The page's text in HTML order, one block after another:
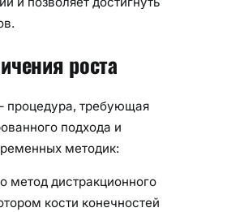
роста
процедура, требующая
подхода и
методик:
метод дистракционного
кости конечностей